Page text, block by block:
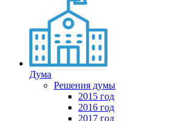
Дума
Решения думы
2015 год
2016 год
2017 год